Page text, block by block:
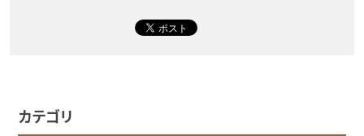
カテゴリ